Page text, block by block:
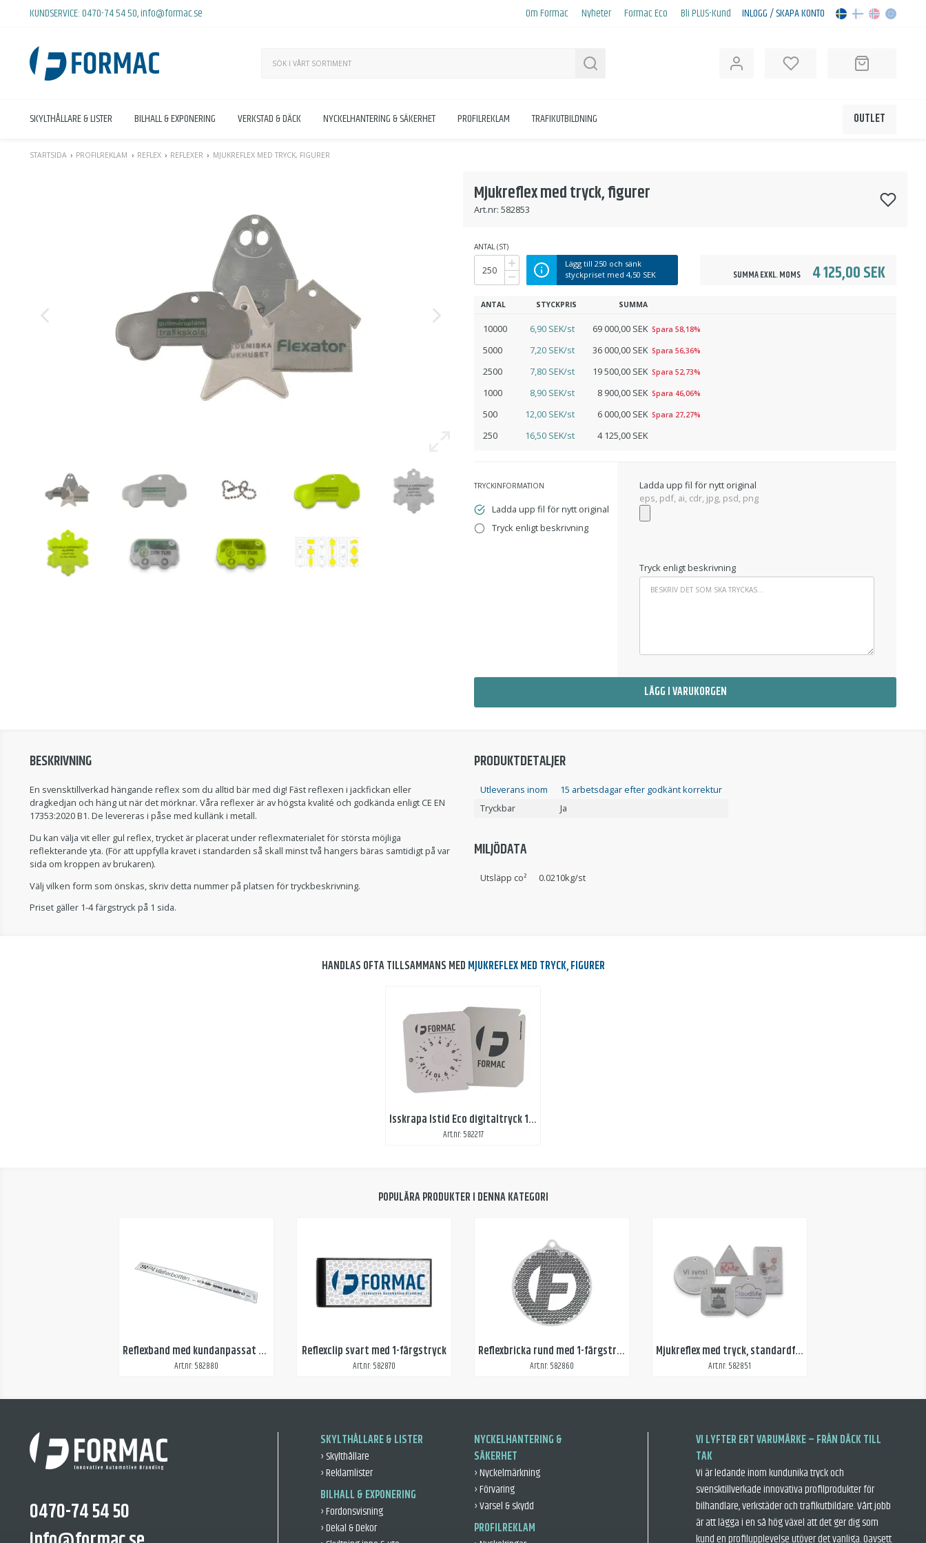
KUNDSERVICE:0470-74 54 50,info@formac.se Om Formac Nyheter Formac Eco Bli PLUS-Kund INLOGG / SKAPA KONTO
SKYLTHÅLLARE & LISTER BILHALL & EXPONERING VERKSTAD & DÄCK NYCKELHANTERING & SÄKERHET PROFILREKLAM TRAFIKUTBILDNING OUTLET
STARTSIDA PROFILREKLAM REFLEX REFLEXER MJUKREFLEX MED TRYCK, FIGURER
Mjukreflex med tryck, figurer
Art.nr: 582853
ANTAL (ST)
Lägg till 250 och sänk
styckpriset med 4,50 SEK SUMMA EXKL. MOMS 4 125,00 SEK
ANTAL STYCKPRIS SUMMA
10000 6,90 SEK/st 69 000,00 SEK Spara 58,18%
5000 7,20 SEK/st 36 000,00 SEK Spara 56,36%
2500 7,80 SEK/st 19 500,00 SEK Spara 52,73%
1000 8,90 SEK/st 8 900,00 SEK Spara 46,06%
500 12,00 SEK/st 6 000,00 SEK Spara 27,27%
250 16,50 SEK/st 4 125,00 SEK
TRYCKINFORMATION
Ladda upp fil för nytt original
Tryck enligt beskrivning
Ladda upp fil för nytt original
eps, pdf, ai, cdr, jpg, psd, png
Tryck enligt beskrivning
LÄGG I VARUKORGEN
BESKRIVNING
En svensktillverkad hängande reflex som du alltid bär med dig! Fäst reflexen i jackfickan eller
dragkedjan och häng ut när det mörknar. Våra reflexer är av högsta kvalité och godkända enligt CE EN
17353:2020 B1. De levereras i påse med kullänk i metall.
Du kan välja vit eller gul reflex, trycket är placerat under reflexmaterialet för största möjliga
reflekterande yta. (För att uppfylla kravet i standarden så skall minst två hangers bäras samtidigt på var
sida om kroppen av brukaren).
Välj vilken form som önskas, skriv detta nummer på platsen för tryckbeskrivning.
Priset gäller 1-4 färgstryck på 1 sida.
PRODUKTDETALJER
Utleverans inom
15 arbetsdagar efter godkänt korrektur
Tryckbar
Ja
MILJÖDATA
Utsläpp co² 0.0210kg/st
HANDLAS OFTA TILLSAMMANS MED MJUKREFLEX MED TRYCK, FIGURER
Isskrapa Istid Eco digitaltryck 1-sida
Art.nr: 582217
POPULÄRA PRODUKTER I DENNA KATEGORI
Reflexband med kundanpassat digitaltryck
Art.nr: 582880
Reflexclip svart med 1-färgstryck
Art.nr: 582870
Reflexbricka rund med 1-färgstryck
Art.nr: 582860
Mjukreflex med tryck, standardform
Art.nr: 582851
0470-74 54 50
SKYLTHÅLLARE & LISTER
› Skylthållare
› Reklamlister
BILHALL & EXPONERING
› Fordonsvisning
› Dekal & Dekor
NYCKELHANTERING &
SÄKERHET
› Nyckelmärkning
› Förvaring
› Varsel & skydd
PROFILREKLAM
VI LYFTER ERT VARUMÄRKE – FRÅN DÄCK TILL
TAK
Vi är ledande inom kundunika tryck och
svensktillverkade innovativa profilprodukter för
bilhandlare, verkstäder och trafikutbildare. Vårt jobb
är att lägga i en så hög växel att det ger dig som
kund en profilupplevelse utöver det vanliga. Oavsett